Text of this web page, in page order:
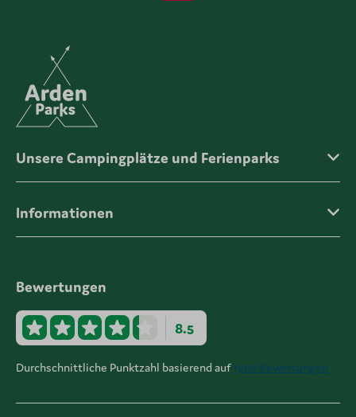
Unsere Campingplätze und Ferienparks
Informationen
Bewertungen
8.5
Durchschnittliche Punktzahl basierend auf1900 Bewertungen